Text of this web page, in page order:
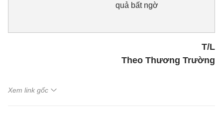
quả bất ngờ
T/L
Theo Thương Trường
Xem link gốc